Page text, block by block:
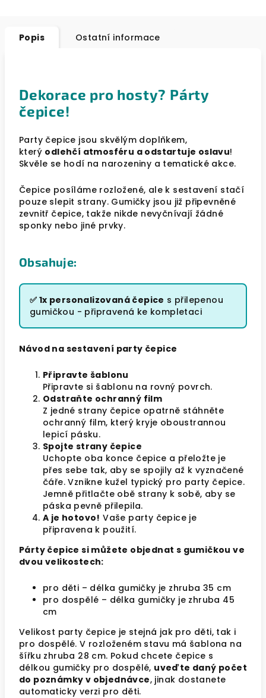
Popis Ostatní informace
Dekorace pro hosty? Párty
čepice!
Party čepice jsou skvělým doplňkem,
který odlehčí atmosféru a odstartuje oslavu!
Skvěle se hodí na narozeniny a tematické akce.
Čepice posíláme rozložené, ale k sestavení stačí
pouze slepit strany. Gumičky jsou již připevněné
zevnitř čepice, takže nikde nevyčnívají žádné
sponky nebo jiné prvky.
Obsahuje:
✅ 1x personalizovaná čepice s přilepenou
gumičkou - připravená ke kompletaci
Návod na sestavení party čepice
Připravte šablonu
Připravte si šablonu na rovný povrch.
Odstraňte ochranný film
Z jedné strany čepice opatrně stáhněte
ochranný film, který kryje oboustrannou
lepicí pásku.
Spojte strany čepice
Uchopte oba konce čepice a přeložte je
přes sebe tak, aby se spojily až k vyznačené
čáře. Vznikne kužel typický pro party čepice.
Jemně přitlačte obě strany k sobě, aby se
páska pevně přilepila.
A je hotovo! Vaše party čepice je
připravena k použití.
Párty čepice si můžete objednat s gumičkou ve
dvou velikostech:
pro děti – délka gumičky je zhruba 35 cm
pro dospělé – délka gumičky je zhruba 45
cm
Velikost party čepice je stejná jak pro děti, tak i
pro dospělé. V rozloženém stavu má šablona na
šířku zhruba 28 cm. Pokud chcete čepice s
délkou gumičky pro dospělé, uveďte daný počet
do poznámky v objednávce, jinak dostanete
automaticky verzi pro děti.